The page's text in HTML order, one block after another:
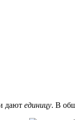
дают единицу. В